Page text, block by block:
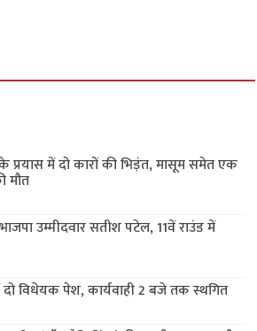
प्रयास में दो कारों की भिड़ंत, मासूम समेत एक
मौत
उम्मीदवार सतीश पटेल, 11वें राउंड में
विधेयक पेश, कार्यवाही 2 बजे तक स्थगित